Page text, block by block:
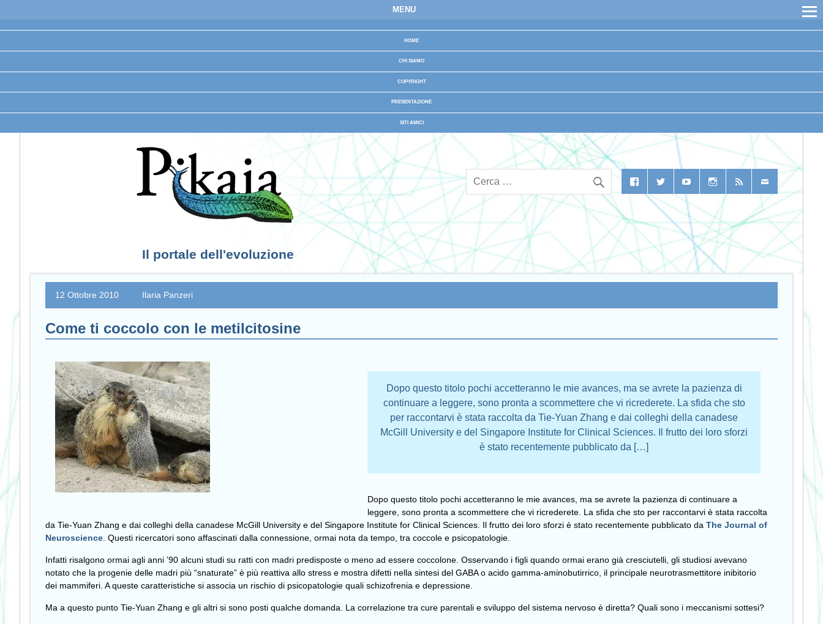
MENU
HOME
CHI SIAMO
COPYRIGHT
PRESENTAZIONE
SITI AMICI
Il portale dell'evoluzione
12 Ottobre 2010 Ilaria Panzeri
Come ti coccolo con le metilcitosine
Dopo questo titolo pochi accetteranno le mie avances, ma se avrete la pazienza di
continuare a leggere, sono pronta a scommettere che vi ricrederete. La sfida che sto
per raccontarvi è stata raccolta da Tie-Yuan Zhang e dai colleghi della canadese
McGill University e del Singapore Institute for Clinical Sciences. Il frutto dei loro sforzi
è stato recentemente pubblicato da […]
Dopo questo titolo pochi accetteranno le mie avances, ma se avrete la pazienza di continuare a
leggere, sono pronta a scommettere che vi ricrederete. La sfida che sto per raccontarvi è stata raccolta
da Tie-Yuan Zhang e dai colleghi della canadese McGill University e del Singapore Institute for Clinical Sciences. Il frutto dei loro sforzi è stato recentemente pubblicato da The Journal of
Neuroscience . Questi ricercatori sono affascinati dalla connessione, ormai nota da tempo, tra coccole e psicopatologie.
Infatti risalgono ormai agli anni ’90 alcuni studi su ratti con madri predisposte o meno ad essere coccolone. Osservando i figli quando ormai erano già cresciutelli, gli studiosi avevano
notato che la progenie delle madri più “snaturate” è più reattiva allo stress e mostra difetti nella sintesi del GABA o acido gamma-aminobutirrico, il principale neurotrasmettitore inibitorio
dei mammiferi. A queste caratteristiche si associa un rischio di psicopatologie quali schizofrenia e depressione.
Ma a questo punto Tie-Yuan Zhang e gli altri si sono posti qualche domanda. La correlazione tra cure parentali e sviluppo del sistema nervoso è diretta? Quali sono i meccanismi sottesi?